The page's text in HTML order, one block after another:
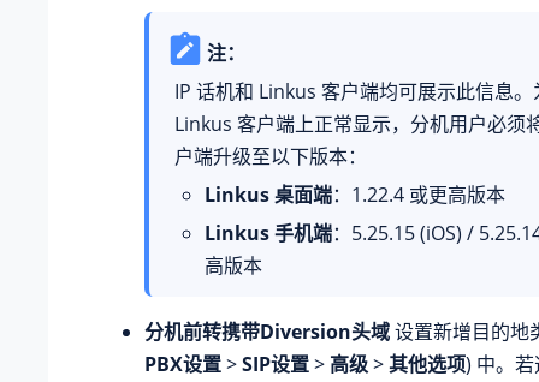
注：
IP 话机和 Linkus 客户端均可展示此信息
Linkus 客户端上正常显示，分机用户必须
户端升级至以下版本：
Linkus 桌面端： 1.22.4或更高版本
Linkus 手机端： 5.25.15(iOS) /
高版本
分机前转携带Diversion头域设置新增目的地
PBX设置>SIP设置> 高级>其他选项) 中。